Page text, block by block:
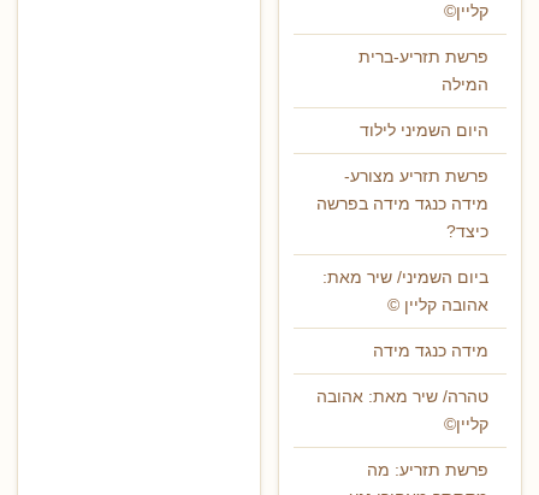
קליין©
פרשת תזריע-ברית
המילה
היום השמיני לילוד
פרשת תזריע מצורע-
מידה כנגד מידה בפרשה
כיצד?
ביום השמיני/ שיר מאת:
אהובה קליין ©
מידה כנגד מידה
טהרה/ שיר מאת: אהובה
קליין©
פרשת תזריע: מה